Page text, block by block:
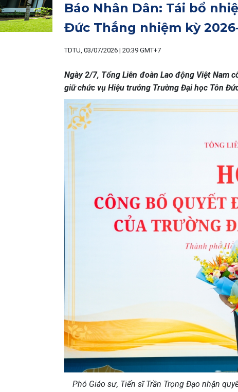
Báo Nhân Dân: Tái bổ
Đức Thắng nhiệm kỳ
TDTU, 03/07/2026 | 20:39 GMT+7
Ngày 2/7, Tổng Liên đoàn Lao động Việt Nam
giữ chức vụ Hiệu trưởng Trường Đại học Tôn
Phó Giáo sư, Tiến sĩ Trần Trọng Đạo nhận